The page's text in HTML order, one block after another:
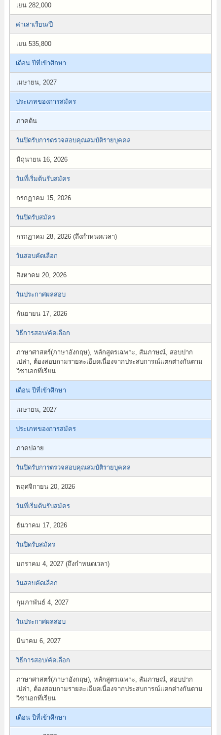
เยน 282,000
ค่าเล่าเรียน/ปี
เยน 535,800
เดือน ปีที่เข้าศึกษา
เมษายน, 2027
ประเภทของการสมัคร
ภาคต้น
วันปิดรับการตรวจสอบคุณสมบัติรายบุคคล
มิถุนายน 16, 2026
วันที่เริ่มต้นรับสมัคร
กรกฏาคม 15, 2026
วันปิดรับสมัคร
กรกฏาคม 28, 2026 (ถึงกำหนดเวลา)
วันสอบคัดเลือก
สิงหาคม 20, 2026
วันประกาศผลสอบ
กันยายน 17, 2026
วิธีการสอบ/คัดเลือก
ภาษาศาสตร์(ภาษาอังกฤษ), หลักสูตรเฉพาะ, สัมภาษณ์, สอบปาก
เปล่า, ต้องสอบถามรายละเอียดเนื่องจากประสบการณ์แตกต่างกันตาม
วิชาเอกที่เรียน
เดือน ปีที่เข้าศึกษา
เมษายน, 2027
ประเภทของการสมัคร
ภาคปลาย
วันปิดรับการตรวจสอบคุณสมบัติรายบุคคล
พฤศจิกายน 20, 2026
วันที่เริ่มต้นรับสมัคร
ธันวาคม 17, 2026
วันปิดรับสมัคร
มกราคม 4, 2027 (ถึงกำหนดเวลา)
วันสอบคัดเลือก
กุมภาพันธ์ 4, 2027
วันประกาศผลสอบ
มีนาคม 6, 2027
วิธีการสอบ/คัดเลือก
ภาษาศาสตร์(ภาษาอังกฤษ), หลักสูตรเฉพาะ, สัมภาษณ์, สอบปาก
เปล่า, ต้องสอบถามรายละเอียดเนื่องจากประสบการณ์แตกต่างกันตาม
วิชาเอกที่เรียน
เดือน ปีที่เข้าศึกษา